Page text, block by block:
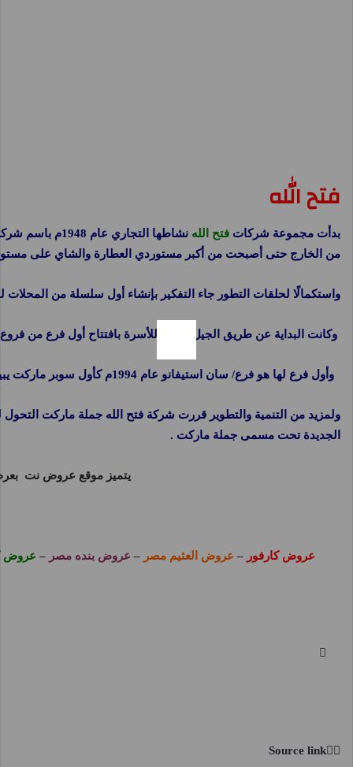
فتح الله
بدأت مجموعة شركات فتح الله
نشاطها
من الخارج حتى أصبحت من أكبر مستوردي العطارة والشاي على
واستكمالًا لحلقات التطور جاء التفكير بإنشاء أول سلسلة من المحلات
وكانت البداية عن طريق الجيل الثاني للأسرة بافتتاح أول فرع من
وأول فرع لها هو فرع/ سان استيفانو عام 1994م كأول سوبر ماركت يبيع للمستهلك بسعر الجملة والذي أحدث ضجة في عالم البيع المباشر للمستهلك من حيث رخص الأسعار، وتنوع البضائع، والعروض الشيقة، وجدية التعامل واحترام المستهلك، لتتوالى سلسلة الافتتاحات حتى وصلنا إلى20 فرعًا بالإسكندرية والمحافظات .
ولمزيد من التنمية والتطوير قررت شركة فتح الله جملة ماركت
الجديدة تحت مسمى جملة ماركت .
يتميز موقع عروض نت
عروض كارفور – عروض العثيم مصر – عروض بنده مصر – عروض
Source link